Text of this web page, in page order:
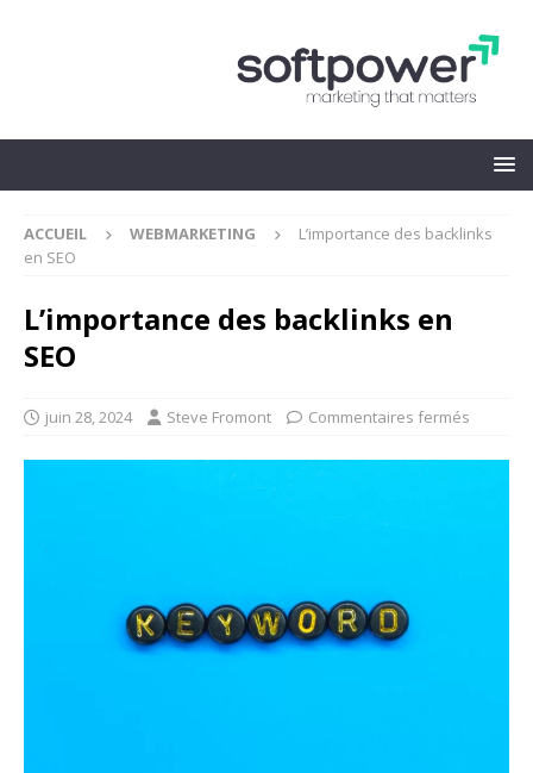
ACCUEIL WEBMARKETING
L’importance des backlinks
en SEO
L’importance des backlinks en
SEO
juin 28, 2024 Steve Fromont Commentaires fermés